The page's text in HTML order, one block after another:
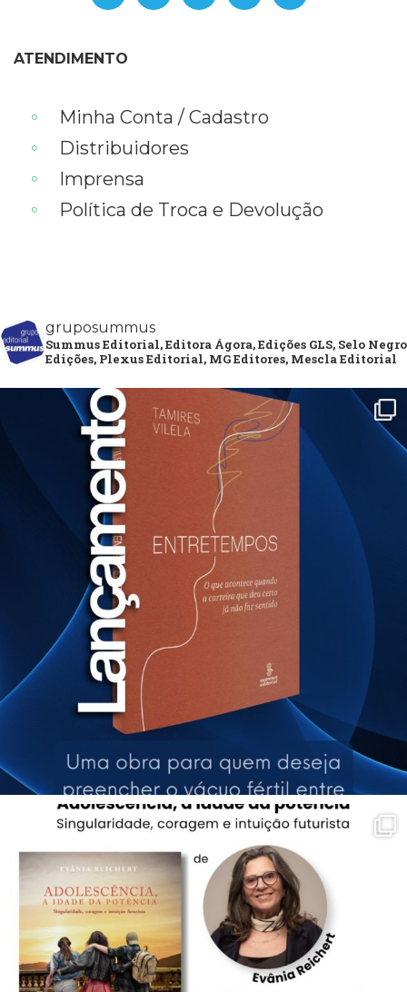
ATENDIMENTO
Minha Conta / Cadastro
Distribuidores
Imprensa
Política de Troca e Devolução
gruposummus
Summus Editorial, Editora Ágora, Edições GLS, Selo Negro
Edições, Plexus Editorial, MG Editores, Mescla Editorial